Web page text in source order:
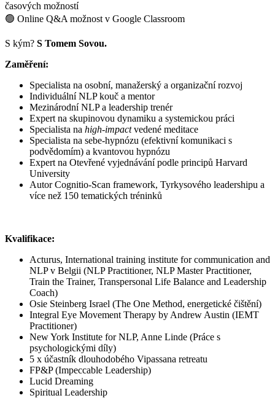
časových možností
🟢 Online Q&A možnost v Google Classroom
S kým? S Tomem Sovou.
Zaměření:
Specialista na osobní, manažerský a organizační rozvoj
Individuální NLP kouč a mentor
Mezinárodní NLP a leadership trenér
Expert na skupinovou dynamiku a systemickou práci
Specialista na high-impactvedené meditace
Specialista na sebe-hypnózu (efektivní komunikaci s
podvědomím) a kvantovou hypnózu
Expert na Otevřené vyjednávání podle principů Harvard
University
Autor Cognitio-Scan framework, Tyrkysového leadershipu a
více než 150 tematických tréninků
Kvalifikace:
Acturus, International training institute for communication and
NLP v Belgii (NLP Practitioner, NLP Master Practitioner,
Train the Trainer, Transpersonal Life Balance and Leadership
Coach)
Osie Steinberg Israel (The One Method, energetické čištění)
Integral Eye Movement Therapy by Andrew Austin (IEMT
Practitioner)
New York Institute for NLP, Anne Linde (Práce s
psychologickými díly)
5 x účastník dlouhodobého Vipassana retreatu
FP&P (Impeccable Leadership)
Lucid Dreaming
Spiritual Leadership